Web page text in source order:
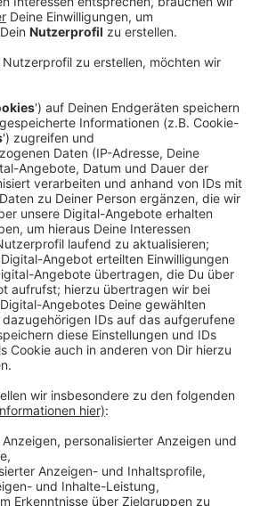
zu achten.
in unserer Stadt hat dagegen
Infektionszahlen würden - laut
zeitgleich werde der
den Schulen runtergefahren. Das
Lehrer dürfe sich jetzt nicht
ein baldiges Aus des
Klassenverband.
Verband:
nrw zum Ende der Maskenpflicht